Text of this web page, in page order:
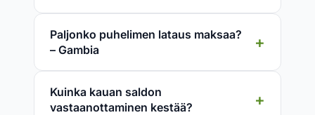
Paljonko puhelimen lataus maksaa?
– Gambia
Kuinka kauan saldon
vastaanottaminen kestää?